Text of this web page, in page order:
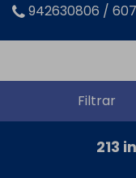
942630806 /
Filtrar
213